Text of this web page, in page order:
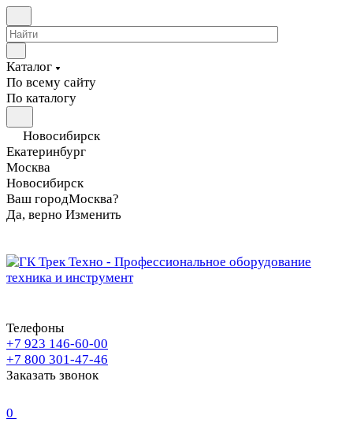
Каталог
По всему сайту
По каталогу
Новосибирск
Екатеринбург
Москва
Новосибирск
Ваш городМосква?
Да, верно Изменить
Телефоны
+7 923 146-60-00
+7 800 301-47-46
Заказать звонок
0